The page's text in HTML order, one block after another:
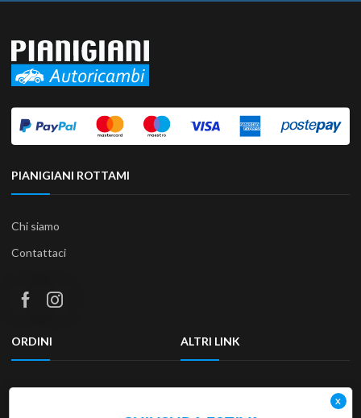
PIANIGIANI ROTTAMI
Chi siamo
Contattaci
ORDINI
Termini e condizioni
ALTRI LINK
Privacy Policy